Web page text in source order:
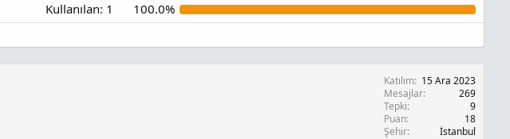
Kullanılan: 1 100.0%
Katılım 15 Ara 2023
Mesajlar
269
Tepki
9
Puan
18
Şehir
İstanbul